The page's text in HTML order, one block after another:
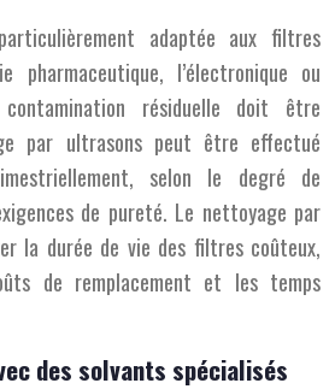
adaptée aux filtres
pharmaceutique, l’électronique ou
résiduelle doit être
par ultrasons peut être effectué
selon le degré de
de pureté. Le nettoyage par
la durée de vie des filtres coûteux,
de remplacement et les temps
des solvants spécialisés